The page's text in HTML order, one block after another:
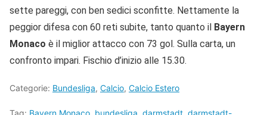
sette pareggi, con ben sedici sconfitte. Nettamente la
peggior difesa con 60 reti subite, tanto quanto il Bayern
Monaco è il miglior attacco con 73 gol. Sulla carta, un
confronto impari. Fischio d’inizio alle 15.30.
Categorie: Bundesliga, Calcio, Calcio Estero
Tag: Bayern Monaco bundesliga darmstadt darmstadt-